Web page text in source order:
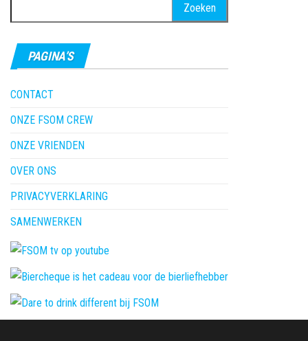
naar:
PAGINA’S
CONTACT
ONZE FSOM CREW
ONZE VRIENDEN
OVER ONS
PRIVACYVERKLARING
SAMENWERKEN